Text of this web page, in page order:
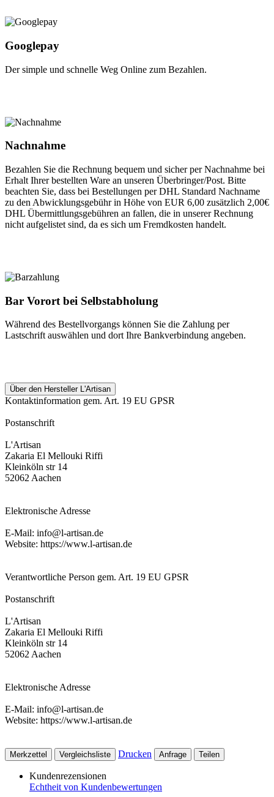
Googlepay
Der simple und schnelle Weg Online zum Bezahlen.
Nachnahme
Bezahlen Sie die Rechnung bequem und sicher per Nachnahme bei
Erhalt Ihrer bestellten Ware an unseren Überbringer/Post. Bitte
beachten Sie, dass bei Bestellungen per DHL Standard Nachname
zu den Abwicklungsgebühr in Höhe von EUR 6,00 zusätzlich 2,00€
DHL Übermittlungsgebühren an fallen, die in unserer Rechnung
nicht aufgelistet sind, da es sich um Fremdkosten handelt.
Bar Vorort bei Selbstabholung
Während des Bestellvorgangs können Sie die Zahlung per
Lastschrift auswählen und dort Ihre Bankverbindung angeben.
Über den Hersteller L'Artisan
Kontaktinformation gem. Art. 19 EU GPSR
Postanschrift
L'Artisan
Zakaria El Mellouki Riffi
Kleinköln str 14
52062 Aachen
Elektronische Adresse
E-Mail: info@l-artisan.de
Website: https://www.l-artisan.de
Verantwortliche Person gem. Art. 19 EU GPSR
Postanschrift
L'Artisan
Zakaria El Mellouki Riffi
Kleinköln str 14
52062 Aachen
Elektronische Adresse
E-Mail: info@l-artisan.de
Website: https://www.l-artisan.de
Merkzettel Vergleichsliste Drucken Anfrage Teilen
Kundenrezensionen
Echtheit von Kundenbewertungen